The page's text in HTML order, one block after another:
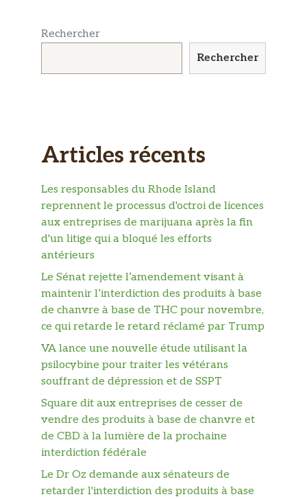
Rechercher
Rechercher
Articles récents
Les responsables du Rhode Island
reprennent le processus d'octroi de licences
aux entreprises de marijuana après la fin
d'un litige qui a bloqué les efforts
antérieurs
Le Sénat rejette l’amendement visant à
maintenir l’interdiction des produits à base
de chanvre à base de THC pour novembre,
ce qui retarde le retard réclamé par Trump
VA lance une nouvelle étude utilisant la
psilocybine pour traiter les vétérans
souffrant de dépression et de SSPT
Square dit aux entreprises de cesser de
vendre des produits à base de chanvre et
de CBD à la lumière de la prochaine
interdiction fédérale
Le Dr Oz demande aux sénateurs de
retarder l'interdiction des produits à base